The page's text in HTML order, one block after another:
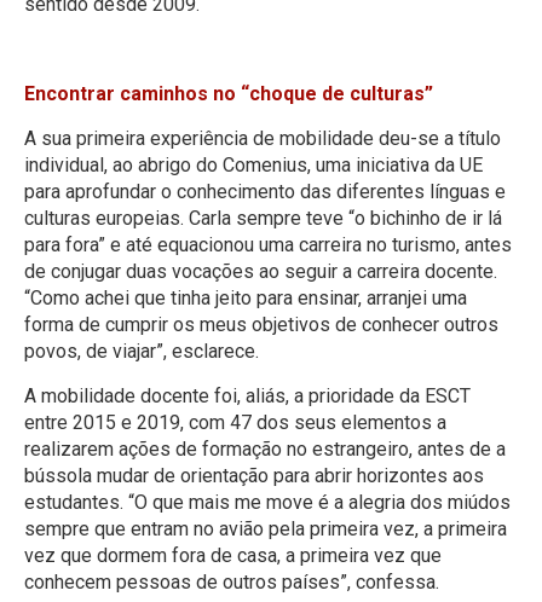
Encontrar caminhos no “choque de culturas”
A sua primeira experiência de mobilidade deu-se a título
individual, ao abrigo do Comenius, uma iniciativa da UE
para aprofundar o conhecimento das diferentes línguas e
culturas europeias. Carla sempre teve “o bichinho de ir lá
para fora” e até equacionou uma carreira no turismo, antes
de conjugar duas vocações ao seguir a carreira docente.
“Como achei que tinha jeito para ensinar, arranjei uma
forma de cumprir os meus objetivos de conhecer outros
povos, de viajar”, esclarece.
A mobilidade docente foi, aliás, a prioridade da ESCT
entre 2015 e 2019, com 47 dos seus elementos a
realizarem ações de formação no estrangeiro, antes de a
bússola mudar de orientação para abrir horizontes aos
estudantes. “O que mais me move é a alegria dos miúdos
sempre que entram no avião pela primeira vez, a primeira
vez que dormem fora de casa, a primeira vez que
conhecem pessoas de outros países”, confessa.